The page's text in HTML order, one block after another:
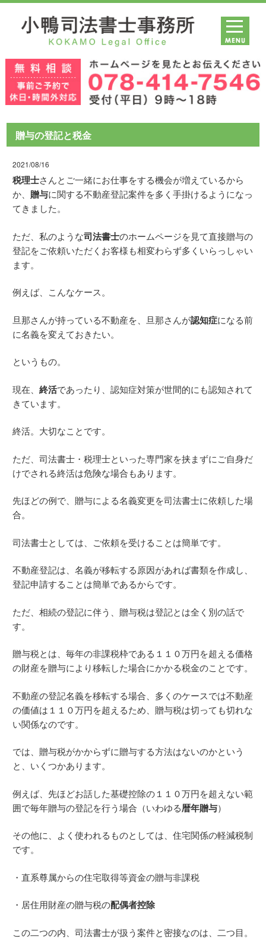
贈与の登記と税金
2021/08/16
税理士さんとご一緒にお仕事をする機会が増えているから
か、 贈与に関する不動産登記案件を多く手掛けるようになっ
てきました。
ただ、私のような司法書士のホームページを見て直接贈与の
登記をご依頼いただくお客様も相変わらず多くいらっしゃい
ます。
例えば、こんなケース。
旦那さんが持っている不動産を、旦那さんが認知症になる前
に名義を変えておきたい。
というもの。
現在、終活であったり、認知症対策が世間的にも認知されて
きています。
終活。大切なことです。
ただ、司法書士・税理士といった専門家を挟まずにご自身だ
けでされる終活は危険な場合もあります。
先ほどの例で、贈与による名義変更を司法書士に依頼した場
合。
司法書士としては、ご依頼を受けることは簡単です。
不動産登記は、名義が移転する原因があれば書類を作成し、
登記申請することは簡単であるからです。
ただ、相続の登記に伴う、贈与税は登記とは全く別の話で
す。
贈与税とは、毎年の非課税枠である１１０万円を超える価格
の財産を贈与により移転した場合にかかる税金のことです。
不動産の登記名義を移転する場合、多くのケースでは不動産
の価値は１１０万円を超えるため、贈与税は切っても切れな
い関係なのです。
では、贈与税がかからずに贈与する方法はないのかという
と、いくつかあります。
例えば、先ほどお話した基礎控除の１１０万円を超えない範
囲で毎年贈与の登記を行う場合（いわゆる暦年贈与）
その他に、よく使われるものとしては、住宅関係の軽減税制
です。
・直系尊属からの住宅取得等資金の贈与非課税
・居住用財産の贈与税の配偶者控除
この二つの内、司法書士が扱う案件と密接なのは、二つ目。